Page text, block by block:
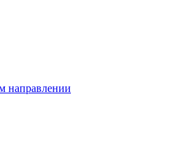
направлении